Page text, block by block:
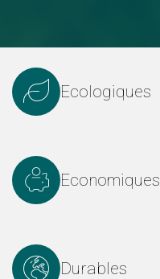
Ecologiques
Economiques
Durables